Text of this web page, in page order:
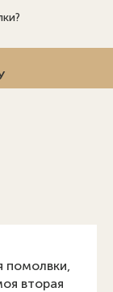
помолвки,
вторая